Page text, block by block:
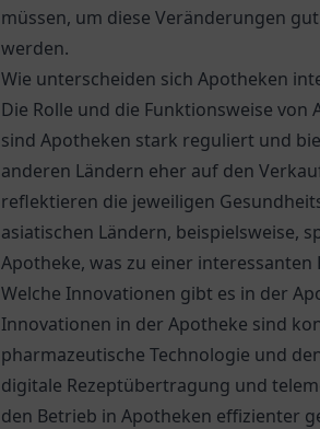
müssen, um diese Veränderungen
werden.
Wie unterscheiden sich Apotheken
Die Rolle und die Funktionsweise
sind Apotheken stark reguliert und
anderen Ländern eher auf den
reflektieren die jeweiligen
asiatischen Ländern, beispielsweise,
Apotheke, was zu einer
Welche Innovationen gibt es in der
Innovationen in der Apotheke sind
pharmazeutische Technologie und
digitale Rezeptübertragung und
den Betrieb in Apotheken effizienter